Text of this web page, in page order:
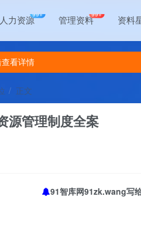
人力资源99+ 管理资料99+ 资料
看详情
看详情
看详情
正文
源管理制度全案
91智库网91zk.wang写